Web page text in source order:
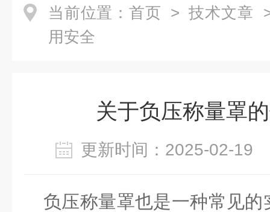
当前位置： 首页 > 技术文章
用安全
关于负压称量罩
更新时间：2025-02-
负压称量罩也是一种常见